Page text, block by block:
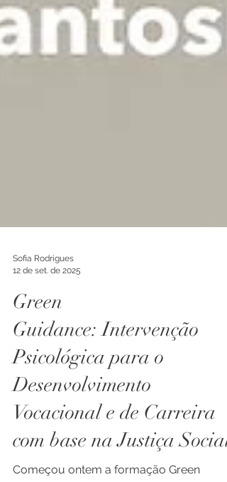
12 de set. de 2025
Green
Guidance: Intervenção
Psicológica para o
Desenvolvimento
Vocacional e de Carreira
com base na Justiça Social